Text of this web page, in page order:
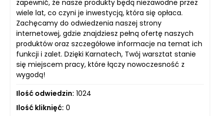
zapewnić, że nasze produkty będą niezawodne przez
wiele lat, co czyni je inwestycją, która się opłaca.
Zachęcamy do odwiedzenia naszej strony
internetowej, gdzie znajdziesz pełną ofertę naszych
produktów oraz szczegółowe informacje na temat ich
funkcji i zalet. Dzięki Karnatech, Twój warsztat stanie
się miejscem pracy, które łączy nowoczesność z
wygodą!
Ilość odwiedzin: 1024
Ilość kliknięć: 0